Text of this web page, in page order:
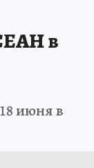
в
июня в